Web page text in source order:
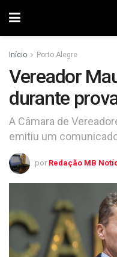
Início Porto Alegre
Vereador
durante
A Câmara de
emitiu um
por Redação MB